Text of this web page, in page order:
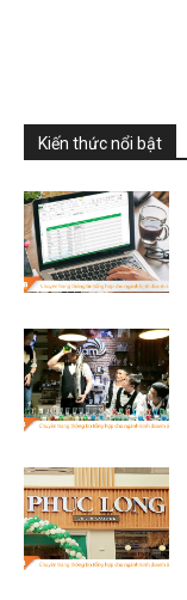
Kiến thức nổi bật